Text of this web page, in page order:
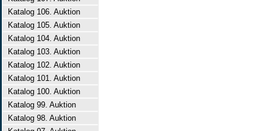
Katalog 106. Auktion
Katalog 105. Auktion
Katalog 104. Auktion
Katalog 103. Auktion
Katalog 102. Auktion
Katalog 101. Auktion
Katalog 100. Auktion
Katalog 99. Auktion
Katalog 98. Auktion